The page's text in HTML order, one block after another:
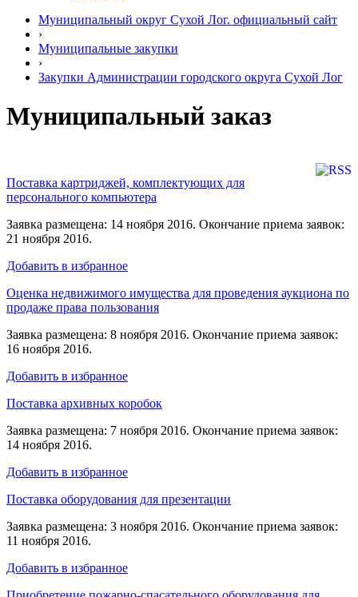
Муниципальный округ Сухой Лог. официальный сайт
›
Муниципальные закупки
›
Закупки Администрации городского округа Сухой Лог
Муниципальный заказ
Поставка картриджей, комплектующих для
персонального компьютера
Заявка размещена: 14 ноября 2016. Окончание приема заявок:
21 ноября 2016.
Добавить в избранное
Оценка недвижимого имущества для проведения аукциона по
продаже права пользования
Заявка размещена: 8 ноября 2016. Окончание приема заявок:
16 ноября 2016.
Добавить в избранное
Поставка архивных коробок
Заявка размещена: 7 ноября 2016. Окончание приема заявок:
14 ноября 2016.
Добавить в избранное
Поставка оборудования для презентации
Заявка размещена: 3 ноября 2016. Окончание приема заявок:
11 ноября 2016.
Добавить в избранное